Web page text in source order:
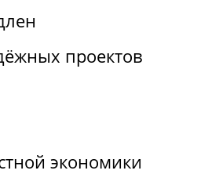
проектов
экономики